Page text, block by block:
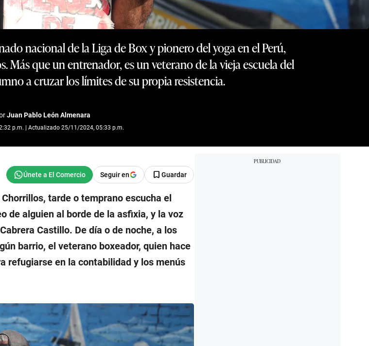
nacional de la Liga de Box y pionero del yoga en el Perú,
Más que un entrenador, es un veterano de la vieja escuela del
a cruzar los límites de su propia resistencia.
Juan Pablo León Almenara
p.m. | Actualizado 25/11/2024, 05:33 p.m.
Seguir en Guardar
tarde o temprano escucha el
de alguien al borde de la asfixia, y la voz
Castillo. De día o de noche, a los
barrio, el veterano boxeador, quien hace
refugiarse en la contabilidad y los menús